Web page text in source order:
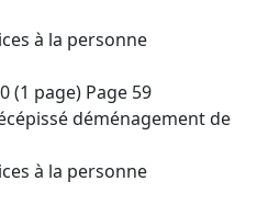
à la personne
(1 page) Page 59
déménagement de
à la personne